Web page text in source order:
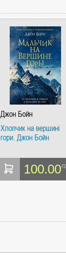
Джон Бойн
Хлопчик на вершині
гори. Джон Бойн
100.00